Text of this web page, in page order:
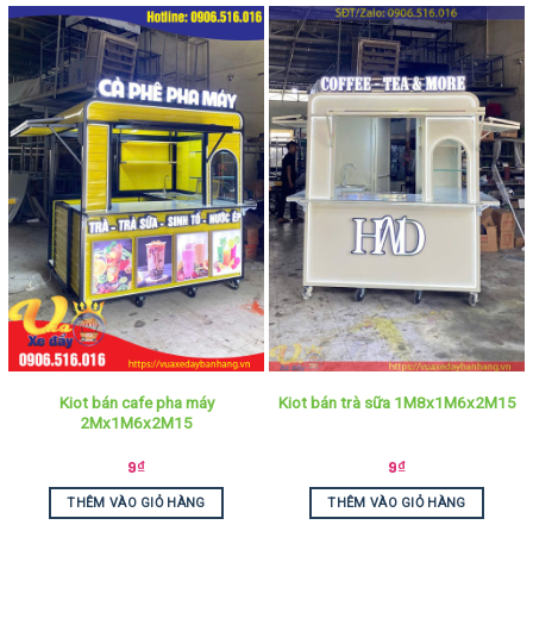
Kiot bán cafe pha máy
2Mx1M6x2M15
9₫
THÊM VÀO GIỎ HÀNG
Kiot bán trà sữa 1M8x1M6x2M15
9₫
THÊM VÀO GIỎ HÀNG